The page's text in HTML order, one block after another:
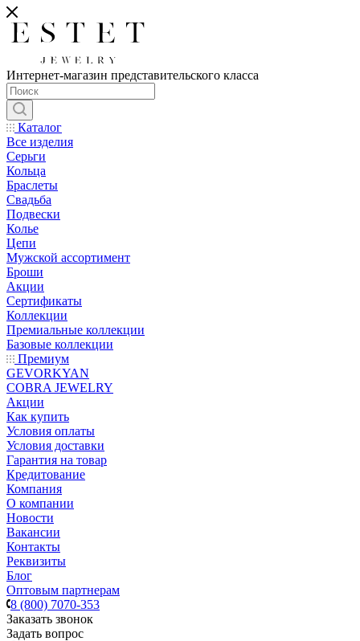
Интернет-магазин представительского класса
Каталог
Все изделия
Серьги
Кольца
Браслеты
Свадьба
Подвески
Колье
Цепи
Мужской ассортимент
Броши
Акции
Сертификаты
Коллекции
Премиальные коллекции
Базовые коллекции
Премиум
GEVORKYAN
COBRA JEWELRY
Акции
Как купить
Условия оплаты
Условия доставки
Гарантия на товар
Кредитование
Компания
О компании
Новости
Вакансии
Контакты
Реквизиты
Блог
Оптовым партнерам
8 (800) 7070-353
Заказать звонок
Задать вопрос